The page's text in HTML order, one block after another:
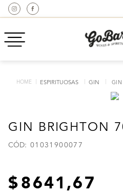
ESPIRITUOSAS GIN GIN
GIN BRIGHTON
: 01031900077
8641 ,67